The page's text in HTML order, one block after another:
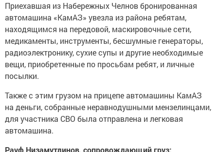
Приехавшая из Набережных Челнов бронированная
автомашина «КамАЗ» увезла из района ребятам,
находящимся на передовой, маскировочные сети,
медикаменты, инструменты, бесшумные генераторы,
радиоэлектронику, сухие супы и другие необходимые
вещи, приобретенные по просьбам ребят, и личные
посылки.
Также с этим грузом на прицепе автомашины КамАЗ
на деньги, собранные неравнодушными мензелинцами,
для участника СВО была отправлена и легковая
автомашина.